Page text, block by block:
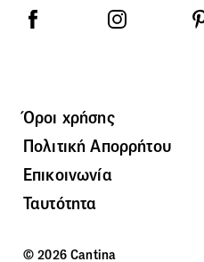
Όροι χρήσης
Πολιτική Απορρήτου
Επικοινωνία
Ταυτότητα
© 2026 Cantina